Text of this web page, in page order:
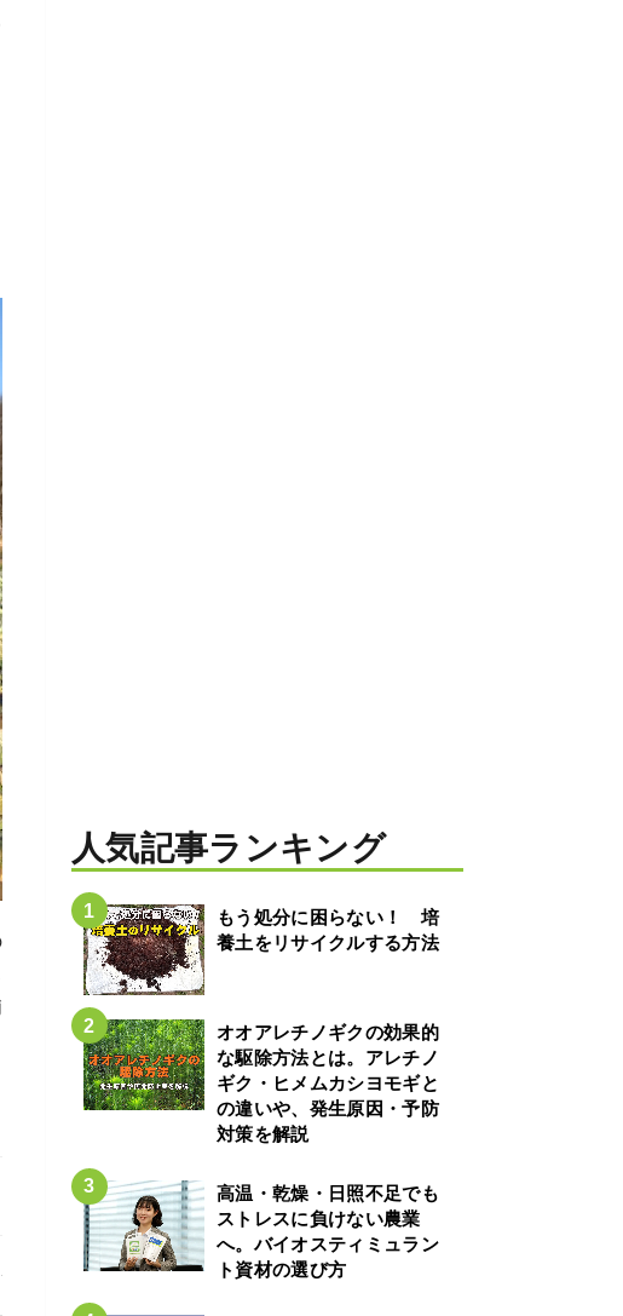
人気記事ランキング
もう処分に困らない！ 培
養土をリサイクルする方法
オオアレチノギクの効果的
な駆除方法とは。アレチノ
ギク・ヒメムカシヨモギと
の違いや、発生原因・予防
対策を解説
高温・乾燥・日照不足でも
ストレスに負けない農業
へ。バイオスティミュラン
ト資材の選び方